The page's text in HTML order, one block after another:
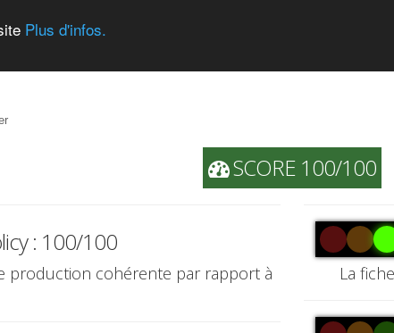
Plus d'infos.
SCORE 100/100
: 100/100
production cohérente par rapport à
La